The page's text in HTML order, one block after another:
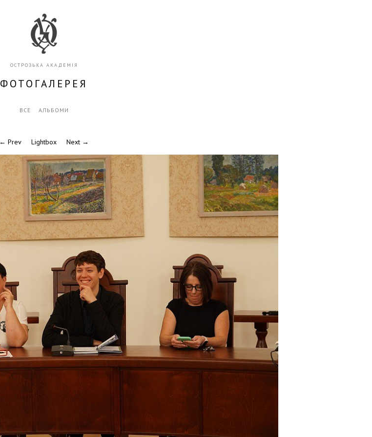
ОСТРОЗЬКА АКАДЕМІЯ
ФОТОГАЛЕРЕЯ
ВСЕ АЛЬБОМИ
← Prev Lightbox Next →